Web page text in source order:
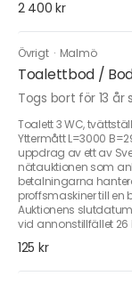
2 400 kr
Övrigt · Malmö
Toalettbod /
Togs bort för 13 år
Toalett 3 WC,
Yttermått L=3000
uppdrag av ett av
nätauktionen som
betalningarna
proffsmaskiner till en
Auktionens
vid annonstillfället 26
125 kr